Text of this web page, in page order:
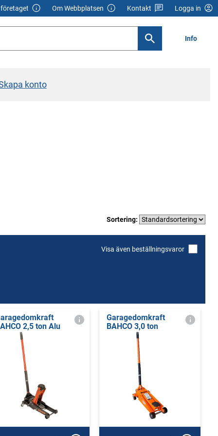
Om Webbplatsen Kontakt Logga in
Info
konto
Sortering:
Visa även beställningsvaror
2,5 ton Alu
Garagedomkraft
BAHCO 3,0 ton